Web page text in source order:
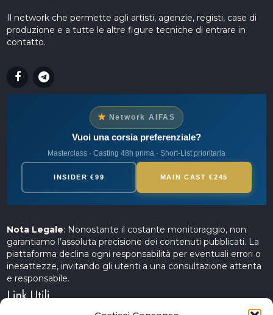
Il network che permette agli artisti, agenzie, registi, case di
produzione e a tutte le altre figure tecniche di entrare in
contatto.
Network AIFAS
Vuoi una corsia preferenziale?
Masterclass · Casting 48h prima · Short-List prioritaria
INSIDER €99 MAIN CAST €245
Nota Legale: Nonostante il costante monitoraggio, non
garantiamo l’assoluta precisione dei contenuti pubblicati. La
piattaforma declina ogni responsabilità per eventuali errori o
inesattezze, invitando gli utenti a una consultazione attenta
e responsabile.
Link Utili